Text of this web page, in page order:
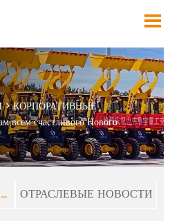

>КОРПОРАТИВНЫЕ
всем счастливого Нового
КОРПОРАТИВНЫЕ НОВОСТИ ОТРАСЛЕВЫЕ НОВОСТИ